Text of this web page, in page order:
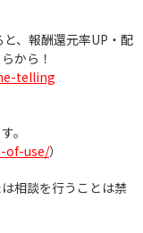
と、報酬還元率UP・配
から！
telling
。
of-use/）
相談を行うことは禁